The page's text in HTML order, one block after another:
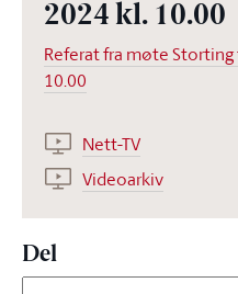
2024 kl. 10.00
Referat fra møte
10.00
Nett-TV
Videoarkiv
Del